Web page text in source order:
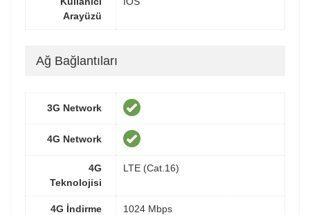
Arayüzü
Ağ Bağlantıları
3G Network
4G Network
4G
Teknolojisi
LTE (Cat.16)
4G İndirme 1024 Mbps